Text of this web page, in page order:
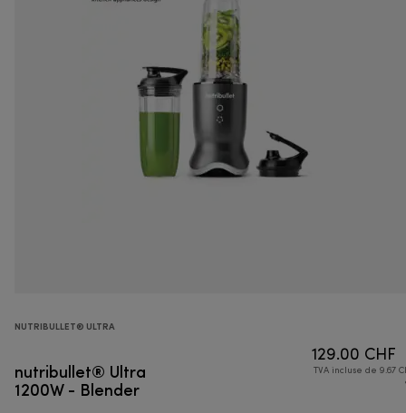
NUTRIBULLET® ULTRA
nutribullet® Ultra
1200W - Blender
129.00 CHF
TVA incluse de 9.67